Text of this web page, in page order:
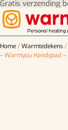
Gratis verzending
Home/Warmtedekens/
– Warmyou Handypad